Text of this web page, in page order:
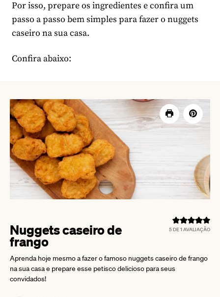
Por isso, prepare os ingredientes e confira um
passo a passo bem simples para fazer o nuggets
caseiro na sua casa.
Confira abaixo:
5DE 1 AVALIAÇÃO
Nuggets caseiro de
frango
Aprenda hoje mesmo a fazer o famoso nuggets caseiro de frango
na sua casa e prepare esse petisco delicioso para seus
convidados!